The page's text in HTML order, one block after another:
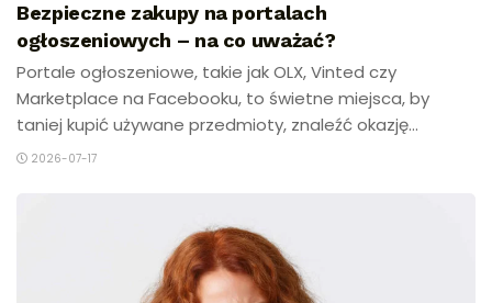
Bezpieczne zakupy na portalach
ogłoszeniowych – na co uważać?
Portale ogłoszeniowe, takie jak OLX, Vinted czy
Marketplace na Facebooku, to świetne miejsca, by
taniej kupić używane przedmioty, znaleźć okazję...
2026-07-17